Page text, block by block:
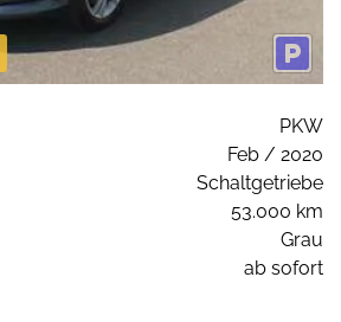
PKW
Feb / 2020
Schaltgetriebe
53.000 km
Grau
ab sofort